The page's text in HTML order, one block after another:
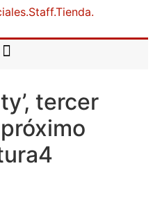
tercer